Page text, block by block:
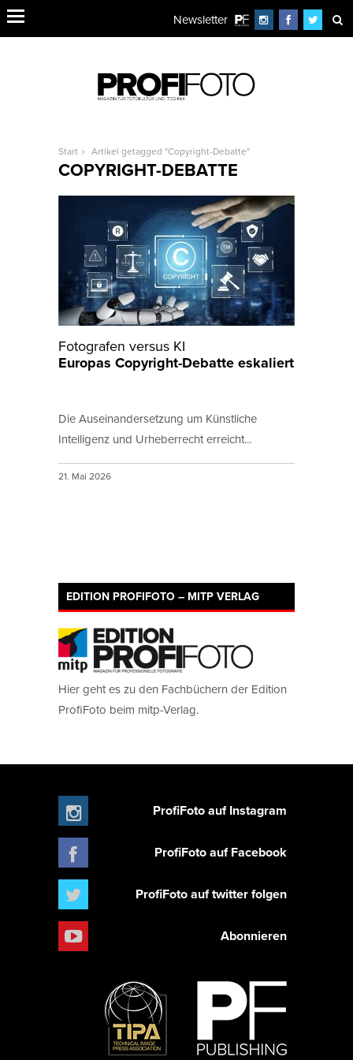
Newsletter
Start Artikel getagged "Copyright-Debatte"
COPYRIGHT-DEBATTE
Fotografen versus KI
Europas Copyright-Debatte eskaliert
Die Auseinandersetzung um Künstliche
Intelligenz und Urheberrecht erreicht...
21. Mai 2026
EDITION PROFIFOTO – MITP VERLAG
Hier geht es zu den Fachbüchern der Edition
ProfiFoto beim mitp-Verlag.
ProfiFoto auf Instagram
ProfiFoto auf Facebook
ProfiFoto auf twitter folgen
Abonnieren